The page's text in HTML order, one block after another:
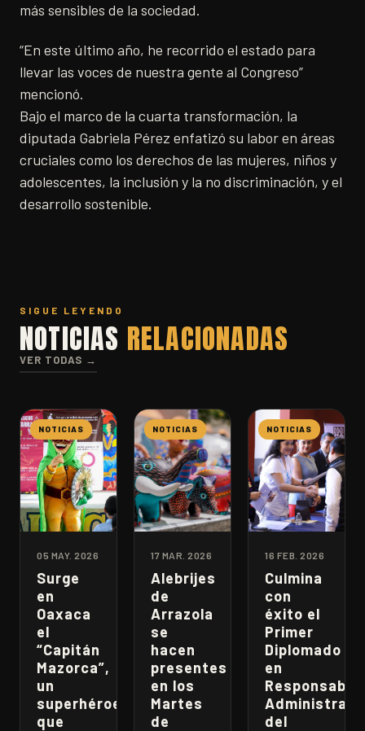
más sensibles de la sociedad.
“En este último año, he recorrido el estado para
llevar las voces de nuestra gente al Congreso”
mencionó.
Bajo el marco de la cuarta transformación, la
diputada Gabriela Pérez enfatizó su labor en áreas
cruciales como los derechos de las mujeres, niños y
adolescentes, la inclusión y la no discriminación, y el
desarrollo sostenible.
SIGUE LEYENDO
NOTICIAS RELACIONADAS
VER TODAS →
NOTICIAS
05 MAY. 2026
Surge
en
Oaxaca
el
“Capitán
Mazorca”,
un
superhéroe
que
NOTICIAS
17 MAR. 2026
Alebrijes
de
Arrazola
se
hacen
presentes
en los
Martes
de
NOTICIAS
16 FEB. 2026
Culmina
con
éxito el
Primer
Diplomado
en
del